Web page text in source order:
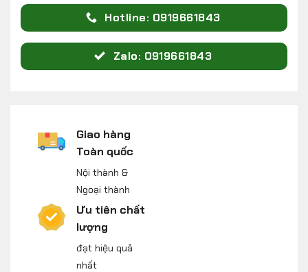
Hotline: 0919661843
Zalo: 0919661843
Giao hàng
Toàn quốc
Nội thành &
Ngoại thành
Ưu tiên chất
lượng
đạt hiệu quả
nhất